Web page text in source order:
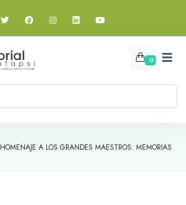
0
HOMENAJE A LOS GRANDES MAESTROS. MEMORIAS